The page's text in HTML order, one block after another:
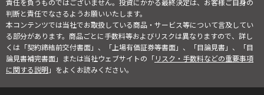
責任を負うものではございません。投資にかかる最終決定は、お客様ご自身の
判断と責任でなさるようお願いいたします。
本コンテンツでは当社でお取扱している商品・サービス等について言及してい
る部分があります。商品ごとに手数料等およびリスクは異なりますので、詳し
くは「契約締結前交付書面」、「上場有価証券等書面」、「目論見書」、「目
論見書補完書面」または当社ウェブサイトの「リスク・手数料などの重要事項
に関する説明」をよくお読みください。